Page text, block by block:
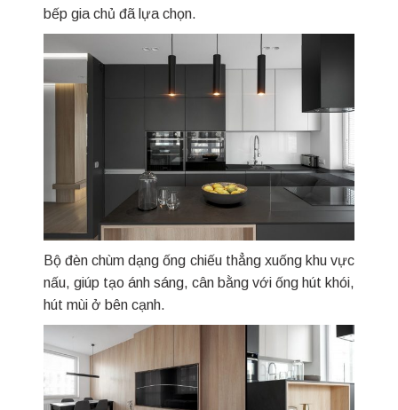
bếp gia chủ đã lựa chọn.
Bộ đèn chùm dạng ống chiếu thẳng xuống khu vực
nấu, giúp tạo ánh sáng, cân bằng với ống hút khói,
hút mùi ở bên cạnh.